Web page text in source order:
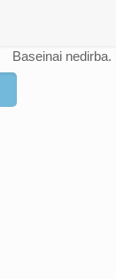
Baseinai